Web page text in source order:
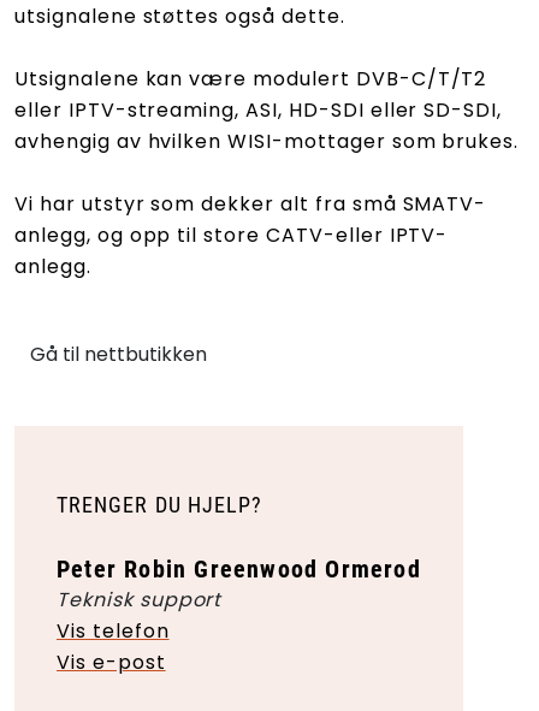
utsignalene støttes også dette.
Utsignalene kan være modulert DVB-C/T/T2
eller IPTV-streaming, ASI, HD-SDI eller SD-SDI,
avhengig av hvilken WISI-mottager som brukes.
Vi har utstyr som dekker alt fra små SMATV-
anlegg, og opp til store CATV-eller IPTV-
anlegg.
Gå til nettbutikken
TRENGER DU HJELP?
Peter Robin Greenwood Ormerod
Teknisk support
Vis telefon
Vis e-post